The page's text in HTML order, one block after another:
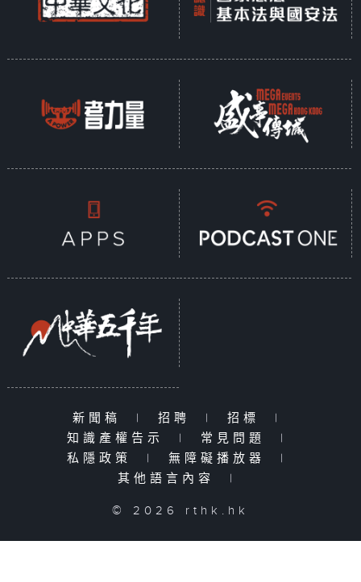
新聞稿 | 招聘 | 招標
|
知識產權告示
| 常見問題
|
私隱政策
| 無障礙播放器
|
其他語言內容
|
© 2026 rthk.hk